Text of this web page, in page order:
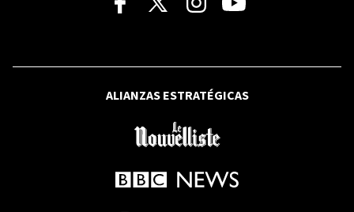
Freddy Ginebra: El hombre que
convirtió los sueños en una casa (II)
ALIANZAS ESTRATÉGICAS